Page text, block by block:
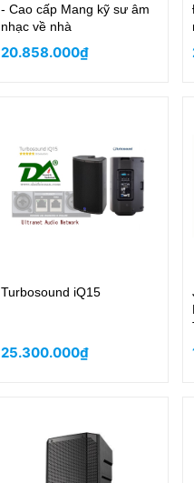
- Cao cấp Mang kỹ sư âm
nhạc về nhà
20.858.000₫
Turbosound iQ15
25.300.000₫